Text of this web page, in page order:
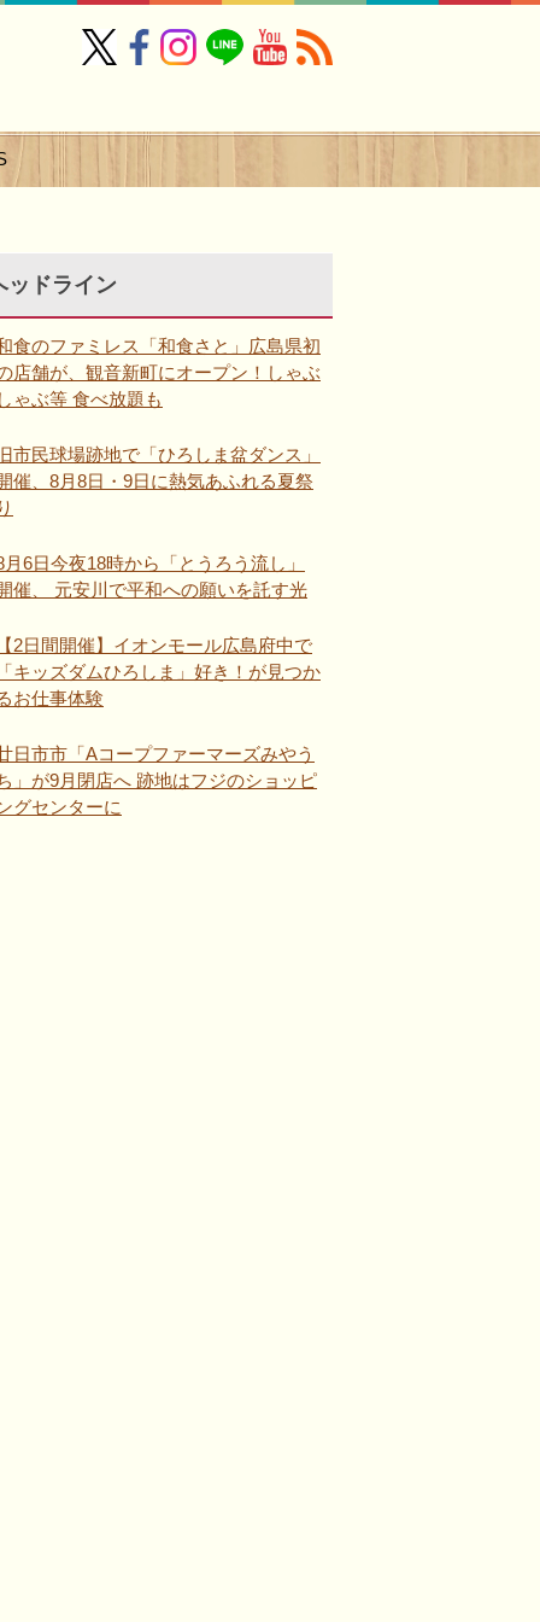
ッドライン
食のファミレス「和食さと」広島県初
店舗が、観音新町にオープン！しゃぶ
ゃぶ等 食べ放題も
市民球場跡地で「ひろしま盆ダンス」
催、8月8日・9日に熱気あふれる夏祭
月6日今夜18時から「とうろう流し」
催、 元安川で平和への願いを託す光
2日間開催】イオンモール広島府中で
キッズダムひろしま」好き！が見つか
お仕事体験
日市市「Aコープファーマーズみやう
」が9月閉店へ 跡地はフジのショッピ
グセンターに